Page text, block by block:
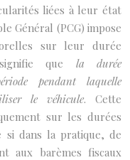
liées à leur état
Général (PCG) impose
sur leur durée
que la durée
pendant laquelle
le véhicule. Cette
sur les durées
si dans la pratique, de
aux barèmes fiscaux